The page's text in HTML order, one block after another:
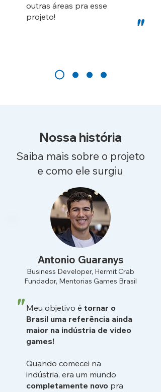
outras áreas pra esse
projeto!
"
Nossa história
Saiba mais sobre o projeto
e como ele surgiu
Antonio Guaranys
Business Developer, Hermit Crab
Fundador, Mentorias Games Brasil
" Meu objetivo é tornar o
Brasil uma referência ainda
maior na indústria de video
games!
Quando comecei na
indústria, era um mundo
completamente novo pra